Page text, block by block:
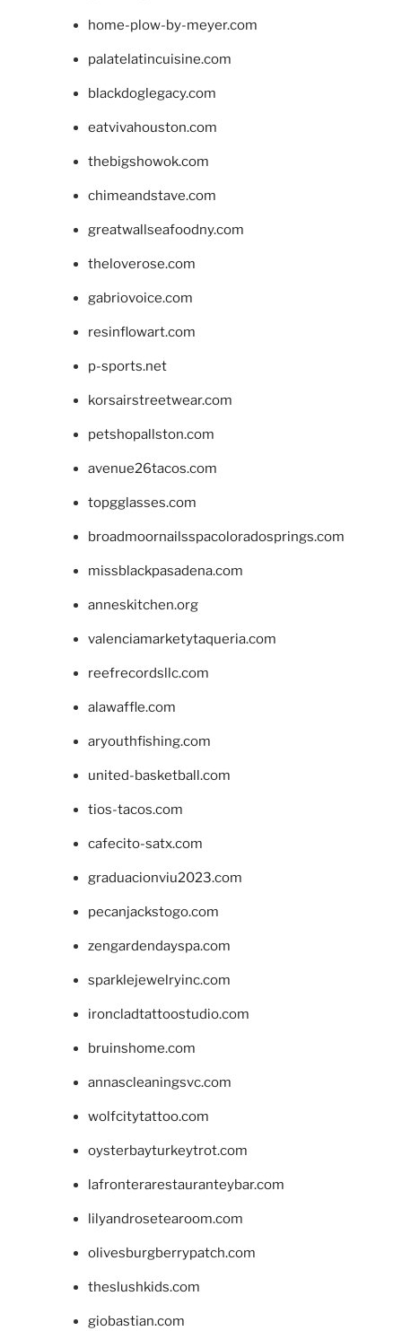
home-plow-by-meyer.com
palatelatincuisine.com
blackdoglegacy.com
eatvivahouston.com
thebigshowok.com
chimeandstave.com
greatwallseafoodny.com
theloverose.com
gabriovoice.com
resinflowart.com
p-sports.net
korsairstreetwear.com
petshopallston.com
avenue26tacos.com
topgglasses.com
broadmoornailsspacoloradosprings.com
missblackpasadena.com
anneskitchen.org
valenciamarketytaqueria.com
reefrecordsllc.com
alawaffle.com
aryouthfishing.com
united-basketball.com
tios-tacos.com
cafecito-satx.com
graduacionviu2023.com
pecanjackstogo.com
zengardendayspa.com
sparklejewelryinc.com
ironcladtattoostudio.com
bruinshome.com
annascleaningsvc.com
wolfcitytattoo.com
oysterbayturkeytrot.com
lafronterarestauranteybar.com
lilyandrosetearoom.com
olivesburgberrypatch.com
theslushkids.com
giobastian.com